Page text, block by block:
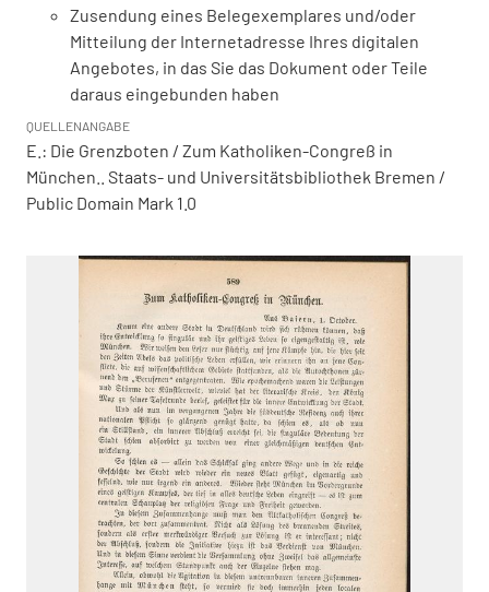
Zusendung eines Belegexemplares und/oder
Mitteilung der Internetadresse Ihres digitalen
Angebotes, in das Sie das Dokument oder Teile
daraus eingebunden haben
QUELLENANGABE
E.: Die Grenzboten / Zum Katholiken-Congreß in
München.. Staats- und Universitätsbibliothek Bremen /
Public Domain Mark 1.0